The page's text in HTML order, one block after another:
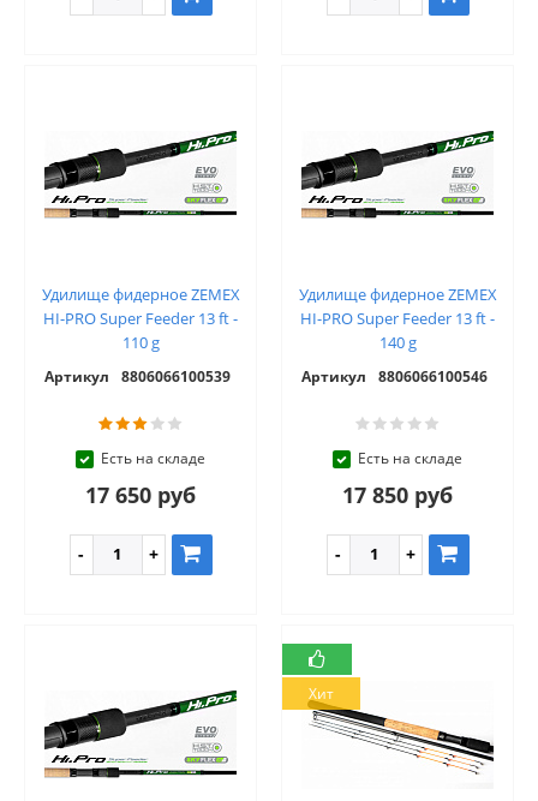
Удилище фидерное ZEMEX
HI-PRO Super Feeder 13 ft -
110 g
Артикул 8806066100539
Есть на складе
17 650 руб
Удилище фидерное ZEMEX
HI-PRO Super Feeder 13 ft -
140 g
Артикул 8806066100546
Есть на складе
17 850 руб
Хит